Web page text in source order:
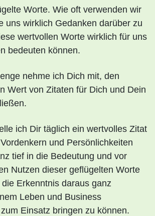
Worte. Wie oft verwenden wir
uns wirklich Gedanken darüber zu
wertvollen Worte wirklich für uns
bedeuten können.
nehme ich Dich mit, den
Wert von Zitaten für Dich und Dein
ich Dir täglich ein wertvolles Zitat
und Persönlichkeiten
tief in die Bedeutung und vor
Nutzen dieser geflügelten Worte
Erkenntnis daraus ganz
Leben und Business
Einsatz bringen zu können.